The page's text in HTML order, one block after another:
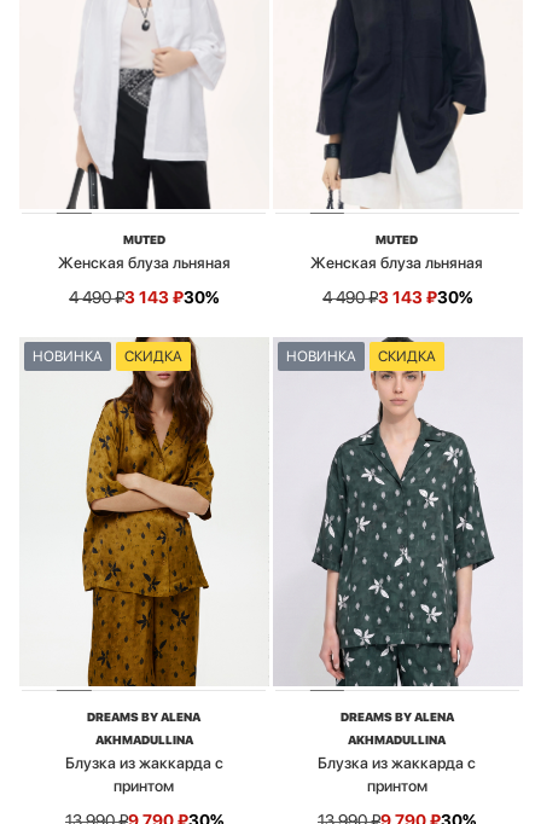
MUTED
Женская блуза льняная
4 490₽3 143₽30%
MUTED
Женская блуза льняная
4 490₽3 143₽30%
НОВИНКА СКИДКА
DREAMS BY ALENA
AKHMADULLINA
Блузка из жаккарда с
принтом
НОВИНКА СКИДКА
DREAMS BY ALENA
AKHMADULLINA
Блузка из жаккарда с
принтом